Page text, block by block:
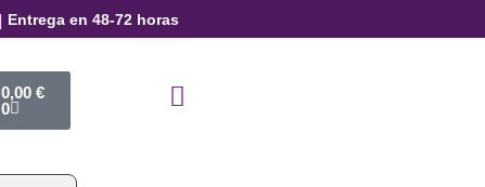
Entrega en 48-72 horas
0,00 €
0
Terpenic